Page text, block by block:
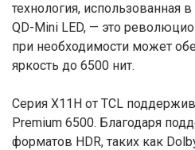
технология, использованная
QD-Mini LED, — это
при необходимости может
яркость до 6500 нит.
Серия X11H от TCL
Premium 6500. Благодаря
форматов HDR, таких как